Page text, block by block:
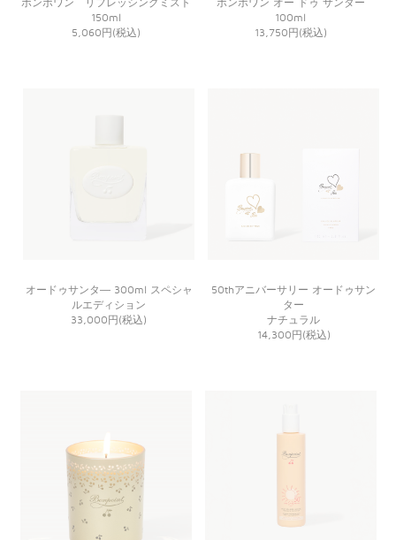
150ml
5,060円(税込)
100ml
13,750円(税込)
オードゥサンタ― 300ml スペシャ
ルエディション
33,000円(税込)
50thアニバーサリー オードゥサン
ター
ナチュラル
14,300円(税込)